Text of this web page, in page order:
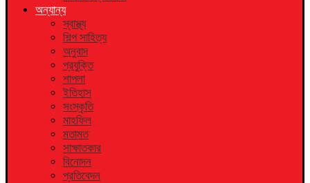
অন্যান্য
স্বাস্থ্য
শিল্প সাহিত্য
অনুবাদ
প্রযুক্তি
শাপলা
ইতিহাস
সংস্কৃতি
মাহফিল
মতামত
সাক্ষাতকার
বিনোদন
প্রতিবেদন